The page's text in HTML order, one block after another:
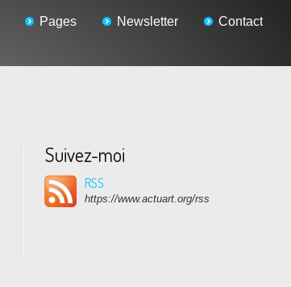
Pages Newsletter Contact
Suivez-moi
RSS
https://www.actuart.org/rss